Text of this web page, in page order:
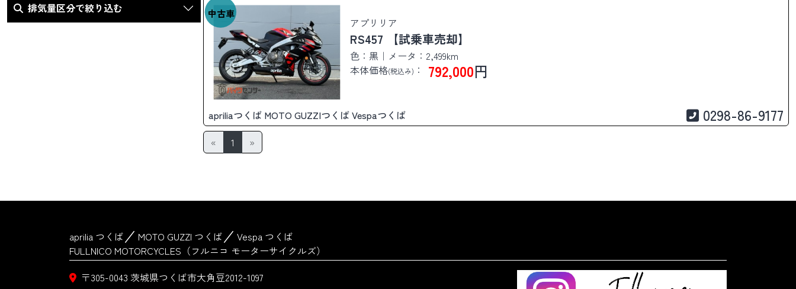
中古車
アプリリア
RS457 【試乗車売却】
色：黒｜メータ：2,499km
本体価格(税込み) ： 792,000円
apriliaつくば MOTO GUZZIつくば Vespaつくば 0298-86-9177
« 1 »
排気量区分で絞り込む
aprilia つくば MOTO GUZZI つくば
Vespa つくば
FULLNICO MOTORCYCLES（フルニコ モーターサイクルズ）
〒305-0043 茨城県つくば市大角豆2012-1097